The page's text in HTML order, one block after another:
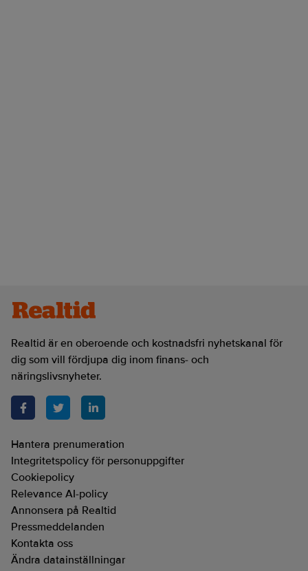
Realtid är en oberoende och kostnadsfri nyhetskanal för
dig som vill fördjupa dig inom finans- och
näringslivsnyheter.
Hantera prenumeration
Integritetspolicy för personuppgifter
Cookiepolicy
Relevance AI-policy
Annonsera på Realtid
Pressmeddelanden
Kontakta oss
Ändra datainställningar